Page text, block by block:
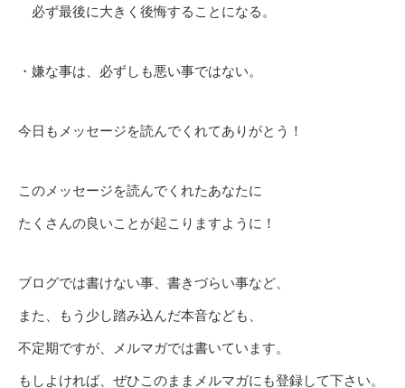
必ず最後に大きく後悔することになる。
・嫌な事は、必ずしも悪い事ではない。
今日もメッセージを読んでくれてありがとう！
このメッセージを読んでくれたあなたに
たくさんの良いことが起こりますように！
ブログでは書けない事、書きづらい事など、
また、もう少し踏み込んだ本音なども、
不定期ですが、メルマガでは書いています。
もしよければ、ぜひこのままメルマガにも登録して下さい。